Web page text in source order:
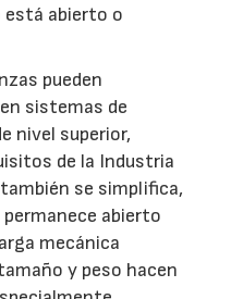
está abierto o
pueden
sistemas de
nivel superior,
de la Industria
se simplifica,
abierto
mecánica
y peso hacen